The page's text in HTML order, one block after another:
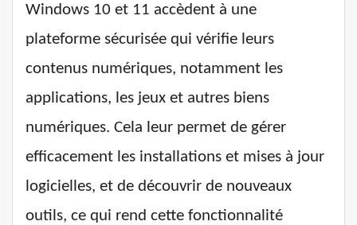
Windows 10 et 11 accèdent à une
plateforme sécurisée qui vérifie leurs
contenus numériques, notamment les
applications, les jeux et autres biens
numériques. Cela leur permet de gérer
efficacement les installations et mises à jour
logicielles, et de découvrir de nouveaux
outils, ce qui rend cette fonctionnalité